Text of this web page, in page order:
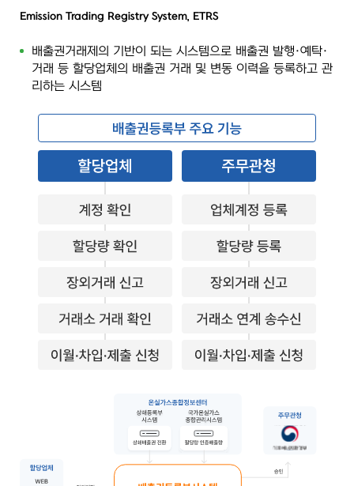
Emission Trading Registry System, ETRS
배출권거래제의 기반이 되는 시스템으로 배출권 발행·예탁·
거래 등 할당업체의 배출권 거래 및 변동 이력을 등록하고 관
리하는 시스템
배출권등록부의 주요 기능은 할당업체와 주무관청으로 구분
할당업체는 웹 또는 HTS를 통해 장외거래 및 사업제출을 수